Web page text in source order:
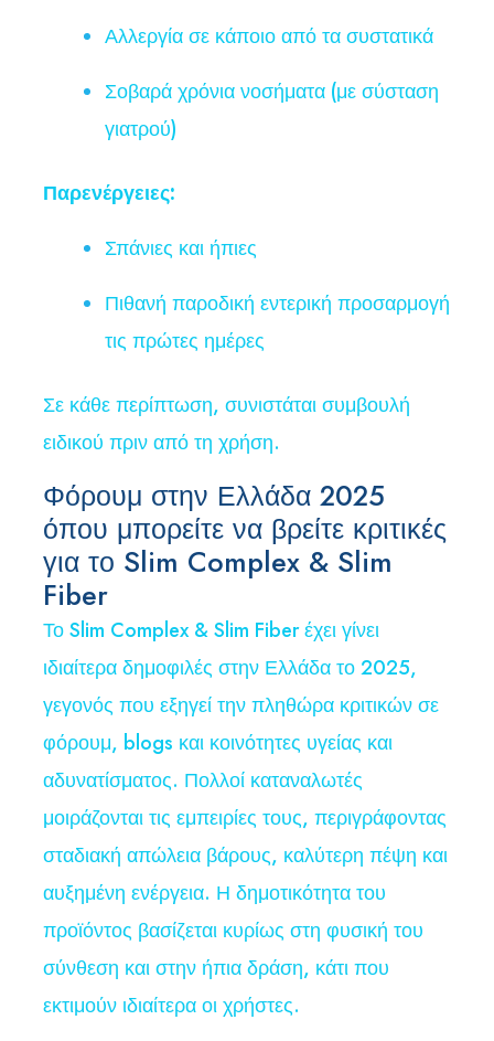
Αλλεργία σε κάποιο από τα συστατικά
Σοβαρά χρόνια νοσήματα (με σύσταση
γιατρού)
Παρενέργειες:
Σπάνιες και ήπιες
Πιθανή παροδική εντερική προσαρμογή
τις πρώτες ημέρες
Σε κάθε περίπτωση, συνιστάται συμβουλή
ειδικού πριν από τη χρήση.
Φόρουμ στην Ελλάδα 2025
όπου μπορείτε να βρείτε κριτικές
για το Slim Complex & Slim
Fiber
Το Slim Complex & Slim Fiber έχει γίνει
ιδιαίτερα δημοφιλές στην Ελλάδα το 2025,
γεγονός που εξηγεί την πληθώρα κριτικών σε
φόρουμ, blogs και κοινότητες υγείας και
αδυνατίσματος. Πολλοί καταναλωτές
μοιράζονται τις εμπειρίες τους, περιγράφοντας
σταδιακή απώλεια βάρους, καλύτερη πέψη και
αυξημένη ενέργεια. Η δημοτικότητα του
προϊόντος βασίζεται κυρίως στη φυσική του
σύνθεση και στην ήπια δράση, κάτι που
εκτιμούν ιδιαίτερα οι χρήστες.